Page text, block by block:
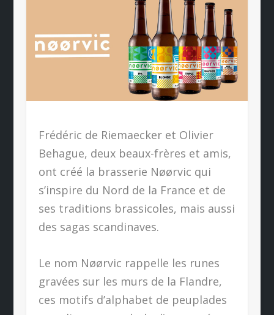
Frédéric de Riemaecker et Olivier
Behague, deux beaux-frères et amis,
ont créé la brasserie Nøørvic qui
s’inspire du Nord de la France et de
ses traditions brassicoles, mais aussi
des sagas scandinaves.
Le nom Nøørvic rappelle les runes
gravées sur les murs de la Flandre,
ces motifs d’alphabet de peuplades